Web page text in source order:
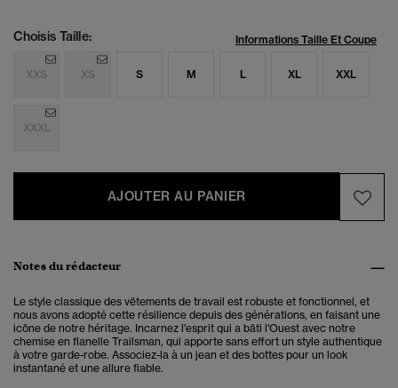
Choisis Taille: Informations Taille Et Coupe
XXS XS S M L XL XXL
XXXL
AJOUTER AU PANIER
Notes du rédacteur
Le style classique des vêtements de travail est robuste et fonctionnel, et
nous avons adopté cette résilience depuis des générations, en faisant une
icône de notre héritage. Incarnez l'esprit qui a bâti l'Ouest avec notre
chemise en flanelle Trailsman, qui apporte sans effort un style authentique
à votre garde-robe. Associez-la à un jean et des bottes pour un look
instantané et une allure fiable.